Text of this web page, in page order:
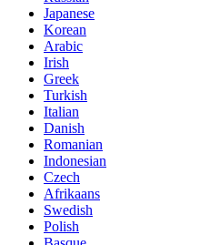
Japanese
Korean
Arabic
Irish
Greek
Turkish
Italian
Danish
Romanian
Indonesian
Czech
Afrikaans
Swedish
Polish